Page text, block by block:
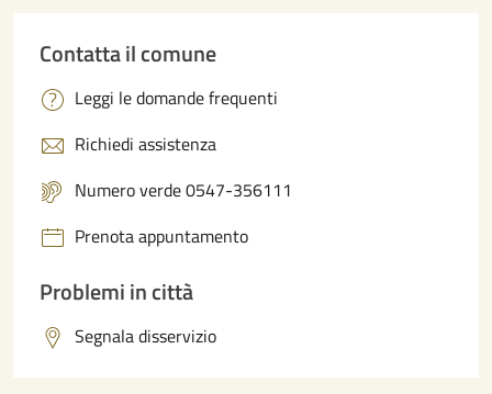
Contatta il comune
Leggi le domande frequenti
Richiedi assistenza
Numero verde 0547-356111
Prenota appuntamento
Problemi in città
Segnala disservizio